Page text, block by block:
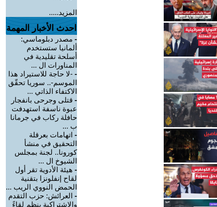
المزيد.....
احدث الأخبار المهمة
- مصدر دبلوماسي:
ألمانيا ستستخدم
أسلحة تقليدية في
المناورات ال ...
- -لا حاجة للاستيراد هذا
الموسم-.. سوريا تحقّق
الاكتفاء الذاتي ...
- قتلى وجرحى بانفجار
عبوة ناسفة استهدفت
حافلة ركاب في جرمانا
ب ...
- اتهامات بعرقلة
التحقيق في منشأ
كورونا.. لجنة بمجلس
الشيوخ ال ...
- هيئة الأدوية تقر أول
لقاح إنفلونزا بتقنية
الحمض النووي الريب ...
- العرائش: حزب التقدم
والاشتراكية ينظم لقاءً